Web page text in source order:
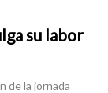
su labor
de la jornada